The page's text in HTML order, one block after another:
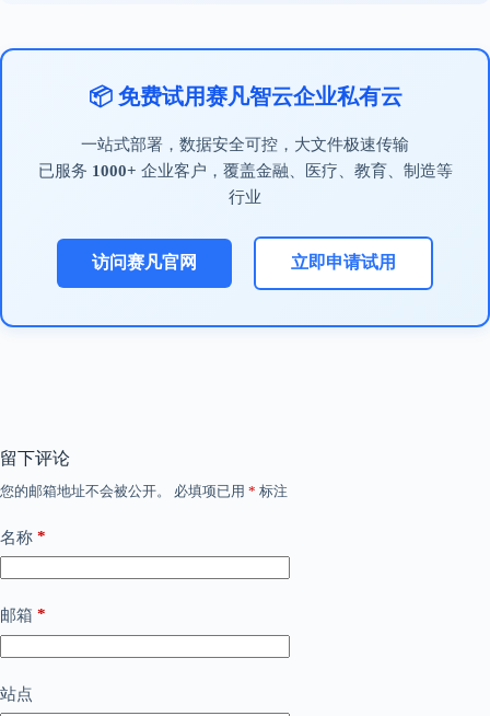
📦 免费试用赛凡智云企业私有云
一站式部署，数据安全可控，大文件极速传输
已服务 1000+ 企业客户，覆盖金融、医疗、教育、制造等
行业
访问赛凡官网 立即申请试用
留下评论
您的邮箱地址不会被公开。 必填项已用 * 标注
名称 *
邮箱 *
站点